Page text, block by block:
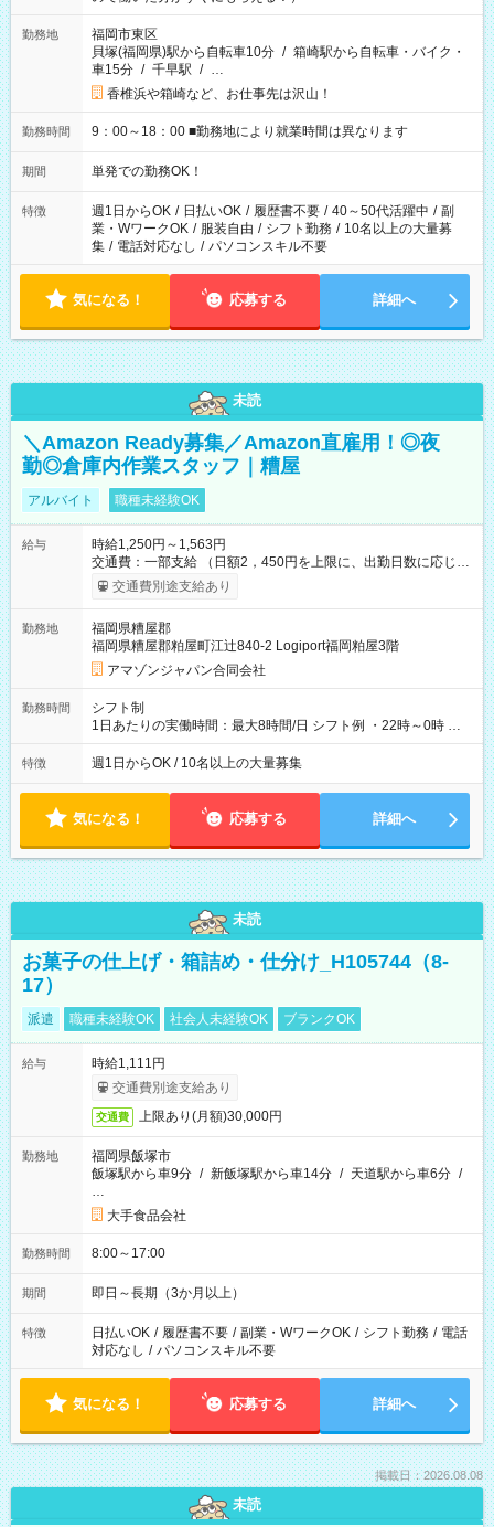
勤務地
福岡市東区
貝塚(福岡県)駅から自転車10分 / 箱崎駅から自転車・バイク・
車15分 / 千早駅 / …
香椎浜や箱崎など、お仕事先は沢山！
勤務時間 9：00～18：00 ■勤務地により就業時間は異なります
期間 単発での勤務OK！
特徴 週1日からOK / 日払いOK / 履歴書不要 / 40～50代活躍中 / 副
業・WワークOK / 服装自由 / シフト勤務 / 10名以上の大量募
集 / 電話対応なし / パソコンスキル不要
気になる！ 応募する 詳細へ
未読
＼Amazon Ready募集／Amazon直雇用！◎夜
勤◎倉庫内作業スタッフ｜糟屋
アルバイト 職種未経験OK
給与
時給1,250円～1,563円
交通費：一部支給 （日額2，450円を上限に、出勤日数に応じて
実費支給） ※22:00～翌5:00までは時給25%UP！ ■給与前払い
制度あり ※前払い額の上限あり、手数料無料（Amazon負担）
交通費別途支給あり
勤務地
福岡県糟屋郡
福岡県糟屋郡粕屋町江辻840-2 Logiport福岡粕屋3階
アマゾンジャパン合同会社
勤務時間
シフト制
1日あたりの実働時間：最大8時間/日 シフト例 ・22時～0時 入
社後、就業可能シフトをご確認の上、申請してください。
特徴 週1日からOK / 10名以上の大量募集
気になる！ 応募する 詳細へ
未読
お菓子の仕上げ・箱詰め・仕分け_H105744（8-
17）
派遣 職種未経験OK 社会人未経験OK ブランクOK
給与
時給1,111円
交通費別途支給あり
交通費 上限あり(月額)30,000円
勤務地
福岡県飯塚市
飯塚駅から車9分 / 新飯塚駅から車14分 / 天道駅から車6分 /
…
大手食品会社
勤務時間 8:00～17:00
期間 即日～長期（3か月以上）
特徴 日払いOK / 履歴書不要 / 副業・WワークOK / シフト勤務 / 電話
対応なし / パソコンスキル不要
気になる！ 応募する 詳細へ
掲載日：2026.08.08
未読